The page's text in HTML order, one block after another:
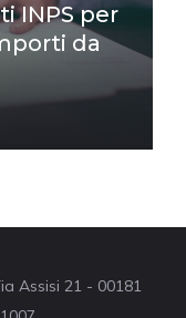
INPS per
da
Assisi 21 - 00181